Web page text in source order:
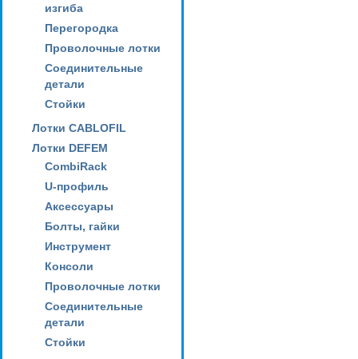
изгиба
Перегородка
Проволочные лотки
Соединительные
детали
Стойки
Лотки CABLOFIL
Лотки DEFEM
CombiRack
U-профиль
Аксессуары
Болты, гайки
Инструмент
Консоли
Проволочные лотки
Соединительные
детали
Стойки